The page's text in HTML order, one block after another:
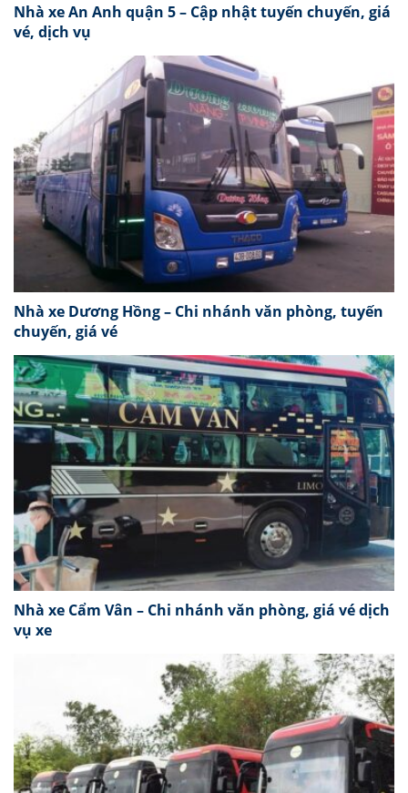
Nhà xe An Anh quận 5 – Cập nhật tuyến chuyến, giá
vé, dịch vụ
Nhà xe Dương Hồng – Chi nhánh văn phòng, tuyến
chuyến, giá vé
Nhà xe Cẩm Vân – Chi nhánh văn phòng, giá vé dịch
vụ xe